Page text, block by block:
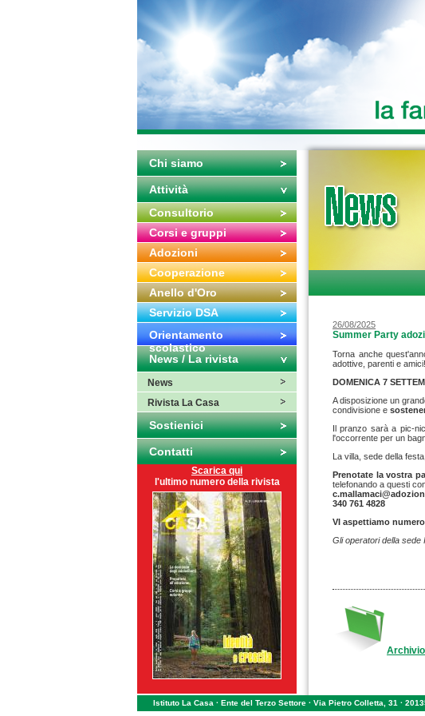
Chi siamo
Attività
Consultorio
Corsi e gruppi
Adozioni
Cooperazione
Anello d'Oro
Servizio DSA
Orientamento
scolastico
News / La rivista
News
Rivista La Casa
Sostienici
Contatti
Scarica qui
l'ultimo numero della rivista
26/08/2025
Summer Party
Torna anche
adottive, parenti e amici!
DOMENICA 7
A disposizione un
condivisione e
Il pranzo sarà a pic-
l'occorrente per un
La villa, sede della
Prenotate la vostra
telefonando a questi
340 761 4828
VI aspettiamo
Gli operatori della sede
Istituto La Casa · Ente del Terzo Settore · Via Pietro Colletta, 31 ·